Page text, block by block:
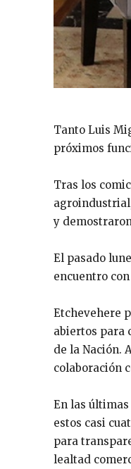
Tanto Luis
próximos
Tras los
y
El pasado
encuentro
Etchevehere
abiertos para
de la Nación.
colaboración
En las
estos casi
para
lealtad